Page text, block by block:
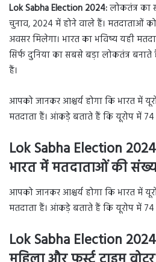
Lok Sabha Election 2024:लोकतंत्र का
चुनाव, 2024 में होने वाले हैं। मतदाताओं
अवसर मिलेगा। भारत का भविष्य यही
सिर्फ दुनिया का सबसे बड़ा लोकतंत्र
हैं।
आपको जानकर आश्चर्य होगा कि भारत में
मतदाता हैं। आंकड़े बताते हैं कि यूरोप में
Lok Sabha Election
भारत में मतदाताओं की
आपको जानकर आश्चर्य होगा कि भारत में
मतदाता हैं। आंकड़े बताते हैं कि यूरोप में
Lok Sabha Election